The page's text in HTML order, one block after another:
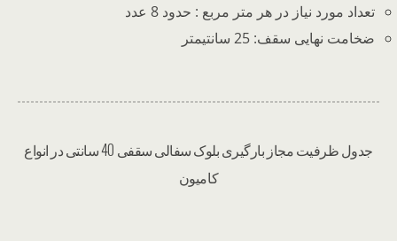
تعداد مورد نیاز در هر متر مربع : حدود 8 عدد
ضخامت نهایی سقف: 25 سانتیمتر
جدول ظرفیت مجاز بارگیری بلوک سفالی سقفی 40 سانتی در انواع
کامیون